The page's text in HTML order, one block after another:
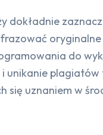
dokładnie
oryginalne
do
unikanie
się uznaniem w